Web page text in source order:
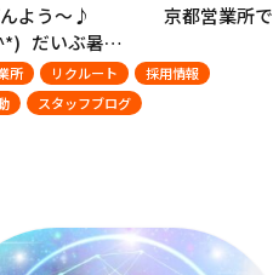
んよう～♪ 京都営業所で
だいぶ暑…
所 リクルート
採用情報
スタッフブログ